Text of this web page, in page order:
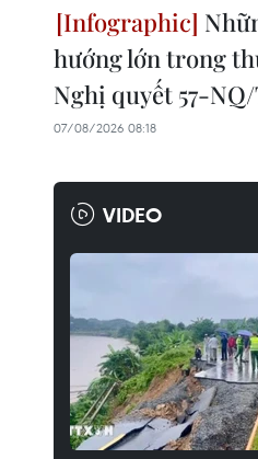
hướng lớn trong
Nghị quyết 57-
07/08/2026 08:18
VIDEO